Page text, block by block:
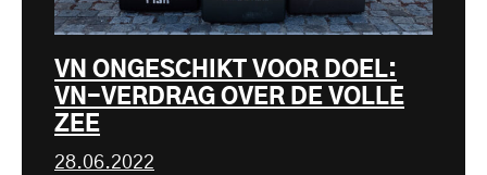
VN ONGESCHIKT VOOR DOEL:
VN-VERDRAG OVER DE VOLLE
ZEE
28.06.2022